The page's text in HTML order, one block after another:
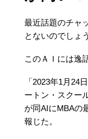
最近話題のチャ
とないのでしょ
このＡＩには逸
「2023年1月24
ートン・スクー
が同AIにMBAの
報じた。